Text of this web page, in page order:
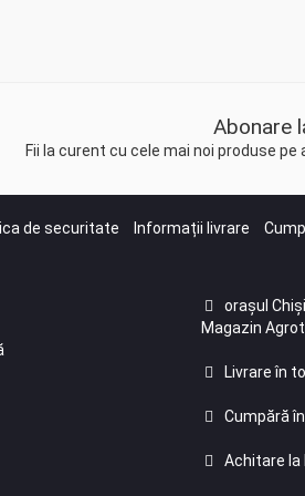
Abonare
Fii la curent cu cele mai noi produse pe
de securitate Informații livrare
orașul
Magazin
Livrare în
Cumpără
Achitare la